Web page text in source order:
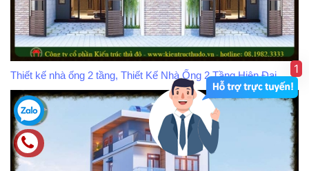
Thiết kế nhà ống 2 tầng, Thiết Kế Nhà Ống 2 Tầng Hiện Đại 1